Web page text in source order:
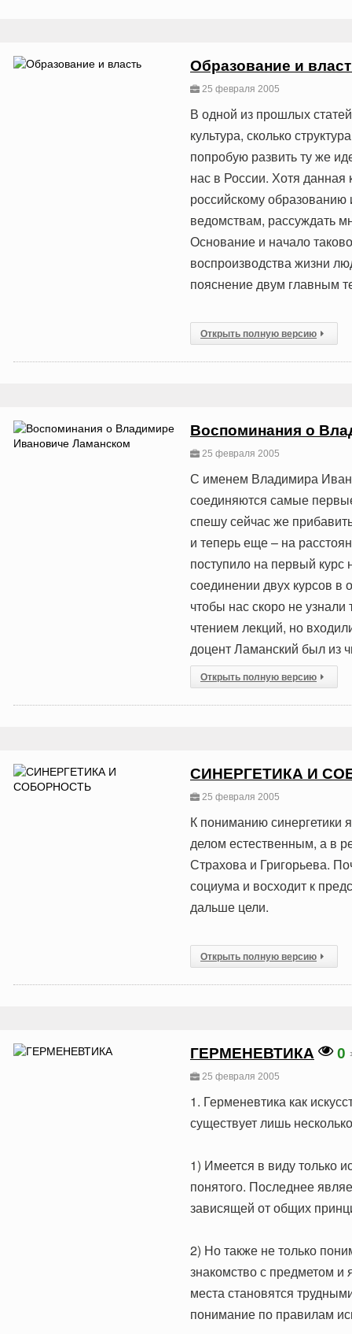
Образование и
25 февраля 2005
В одной из прошлых
культура, сколько
попробую развить ту же
нас в России. Хотя
российскому
ведомствам, рассуждать
Основание и начало
воспроизводства жизни
пояснение двум главным
Открыть полную версию
Воспоминания о
25 февраля 2005
С именем Владимира
соединяются самые
спешу сейчас же
и теперь еще – на
поступило на первый курс
соединении двух курсов
чтобы нас скоро не
чтением лекций, но
доцент Ламанский был из
Открыть полную версию
СИНЕРГЕТИКА И
25 февраля 2005
К пониманию синергетики
делом естественным, а в
Страхова и Григорьева.
социума и восходит к
дальше цели.
Открыть полную версию
ГЕРМЕНЕВТИКА 0
25 февраля 2005
1. Герменевтика как
существует лишь
1) Имеется в виду только
понятого. Последнее
зависящей от общих
2) Но также не только
знакомство с предметом и
места становятся
понимание по правилам